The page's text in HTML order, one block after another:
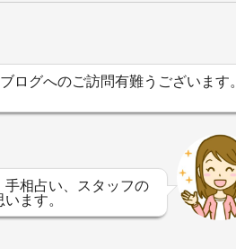
ログへのご訪問有難うございます。
相占い、スタッフの
ます。